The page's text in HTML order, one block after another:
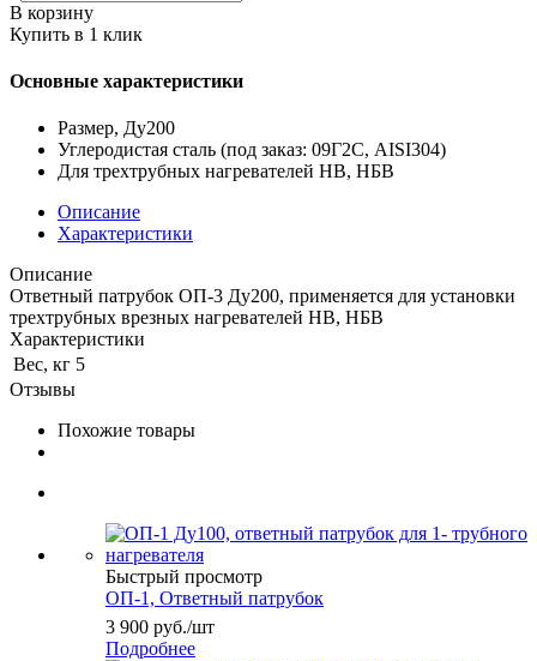
В корзину
Купить в 1 клик
Основные характеристики
Размер, Ду200
Углеродистая сталь (под заказ: 09Г2С, AISI304)
Для трехтрубных нагревателей НВ, НБВ
Описание
Характеристики
Описание
Ответный патрубок ОП-3 Ду200, применяется для установки
трехтрубных врезных нагревателей НВ, НБВ
Характеристики
Вес, кг 5
Отзывы
Похожие товары
Быстрый просмотр
ОП-1, Ответный патрубок
3 900 руб./шт
Подробнее